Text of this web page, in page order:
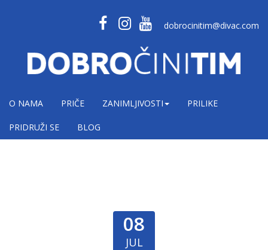
dobrocinitim@divac.com
O NAMA PRIČE ZANIMLJIVOSTI PRILIKE
PRIDRUŽI SE BLOG
08
JUL